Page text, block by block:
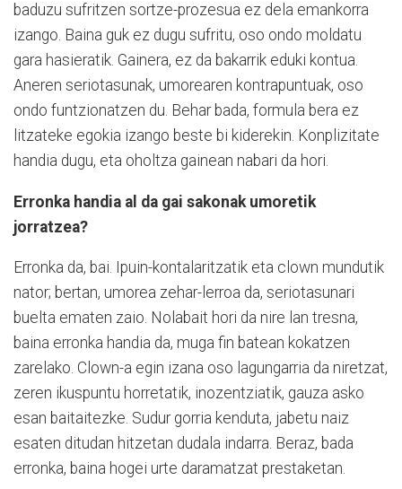
baduzu sufritzen sortze-prozesua ez dela emankorra
izango. Baina guk ez dugu sufritu, oso ondo moldatu
gara hasieratik. Gainera, ez da bakarrik eduki kontua.
Aneren seriotasunak, umorearen kontrapuntuak, oso
ondo funtzionatzen du. Behar bada, formula bera ez
litzateke egokia izango beste bi kiderekin. Konplizitate
handia dugu, eta oholtza gainean nabari da hori.
Erronka handia al da gai sakonak umoretik
jorratzea?
Erronka da, bai. Ipuin-kontalaritzatik eta clown mundutik
nator; bertan, umorea zehar-lerroa da, seriotasunari
buelta ematen zaio. Nolabait hori da nire lan tresna,
baina erronka handia da, muga fin batean kokatzen
zarelako. Clown-a egin izana oso lagungarria da niretzat,
zeren ikuspuntu horretatik, inozentziatik, gauza asko
esan baitaitezke. Sudur gorria kenduta, jabetu naiz
esaten ditudan hitzetan dudala indarra. Beraz, bada
erronka, baina hogei urte daramatzat prestaketan.